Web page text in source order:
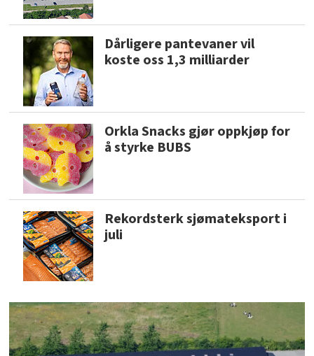
Dårligere pantevaner vil
koste oss 1,3 milliarder
Orkla Snacks gjør oppkjøp for
å styrke BUBS
Rekordsterk sjømateksport i
juli